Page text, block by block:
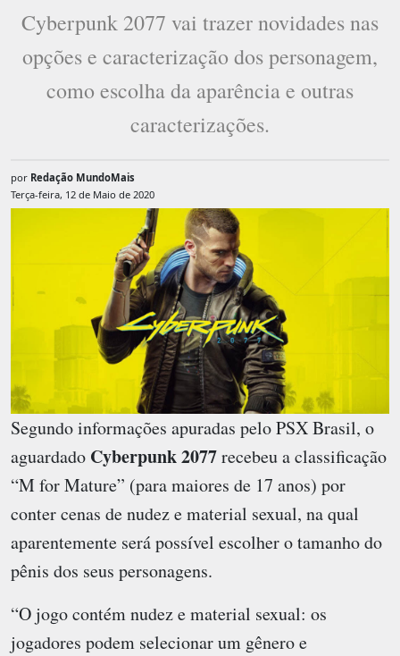
Cyberpunk 2077 vai trazer novidades nas
opções e caracterização dos personagem,
como escolha da aparência e outras
caracterizações.
por Redação MundoMais
Terça-feira, 12 de Maio de 2020
Segundo informações apuradas pelo PSX Brasil, o
aguardado Cyberpunk 2077recebeu a classificação
“M for Mature” (para maiores de 17 anos) por
conter cenas de nudez e material sexual, na qual
aparentemente será possível escolher o tamanho do
pênis dos seus personagens.
“O jogo contém nudez e material sexual: os
jogadores podem selecionar um gênero e